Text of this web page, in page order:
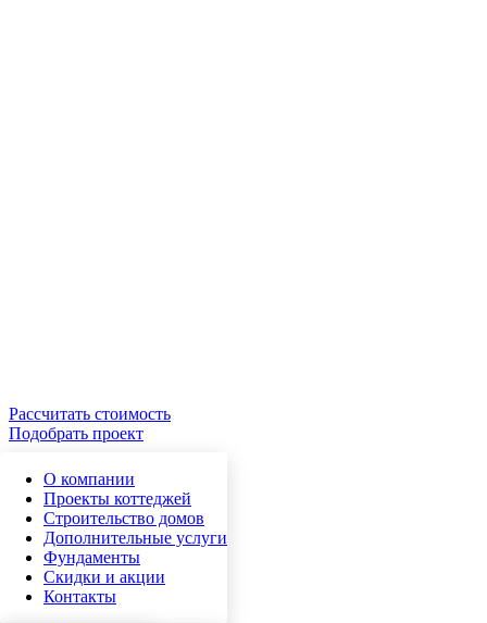
О компании
Проекты коттеджей
Строительство домов
Дополнительные услуги
Фундаменты
Скидки и акции
Контакты
Рассчитать стоимость
Подобрать проект